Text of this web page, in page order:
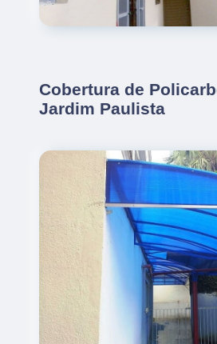
Cobertura de
Jardim Paulista